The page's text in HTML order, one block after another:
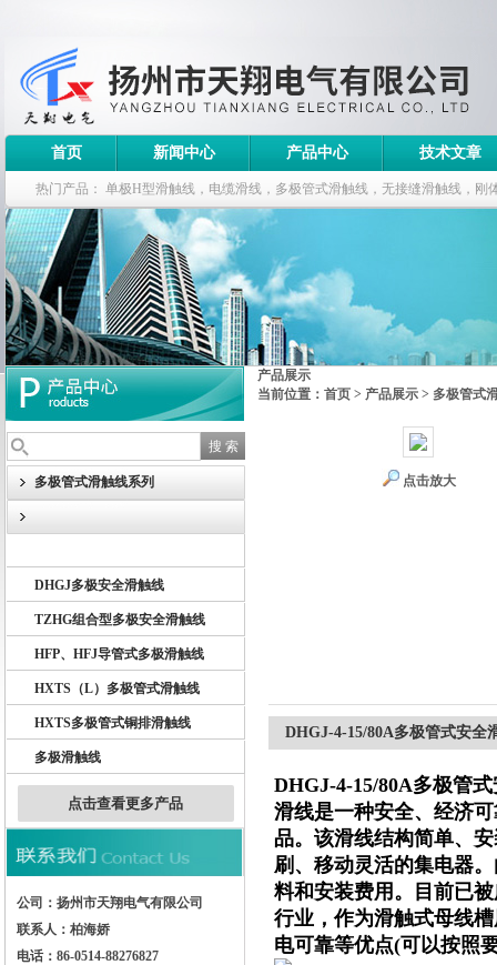
扬州市天翔电气有限公司
首页 新闻中心 产品中心 技术文章
热门产品： 单极H型滑触线，电缆滑线，多极管式滑触线，无接缝滑触线，刚
钢电缆滑车
多极管式滑触线系列
DHG多极滑触线
DHGJ多极安全滑触线
TZHG组合型多极安全滑触线
HFP、HFJ导管式多极滑触线
HXTS（L）多极管式滑触线
HXTS多极管式铜排滑触线
多极滑触线
点击查看更多产品
公司：扬州市天翔电气有限公司
联系人：柏海娇
电话：86-0514-88276827
产品展示
当前位置： 首页 > 产品展示 > 多极管式
点击放大
DHGJ-4-15/80A多极管式安全
DHGJ-4-15/80A多极管
滑线是一种安全、经济
品。该滑线结构简单、
刷、移动灵活的集电器
料和安装费用。目前已
行业，作为滑触式母线
电可靠等优点(可以按照